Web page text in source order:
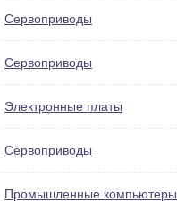
Сервоприводы
Сервоприводы
Электронные платы
Сервоприводы
Промышленные компьютеры